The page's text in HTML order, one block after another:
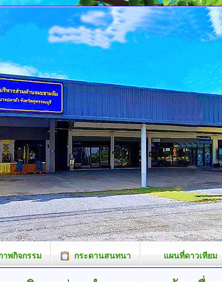
าพกิจกรรม กระดานสนทนา แผนที่ดาวเทียม